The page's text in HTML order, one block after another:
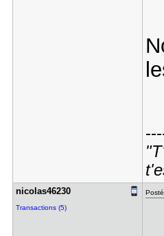
nicolas462​30
Transactions (5)